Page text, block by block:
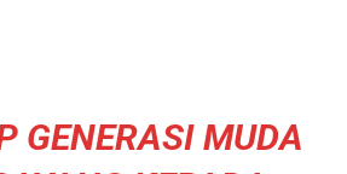
GENERASI MUDA